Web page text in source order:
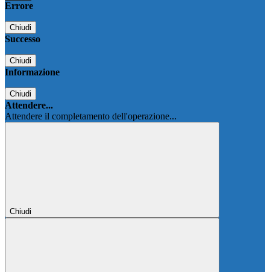
Errore
Chiudi
Successo
Chiudi
Informazione
Chiudi
Attendere...
Attendere il completamento dell'operazione...
Chiudi